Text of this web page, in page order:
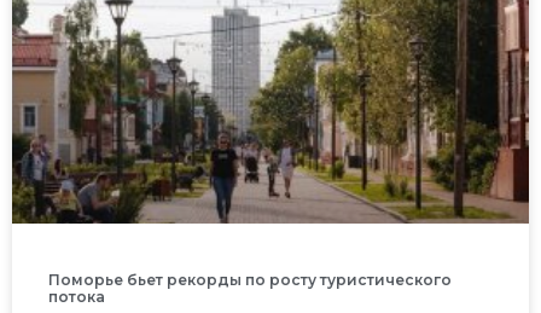
Поморье бьет рекорды по росту туристического
потока